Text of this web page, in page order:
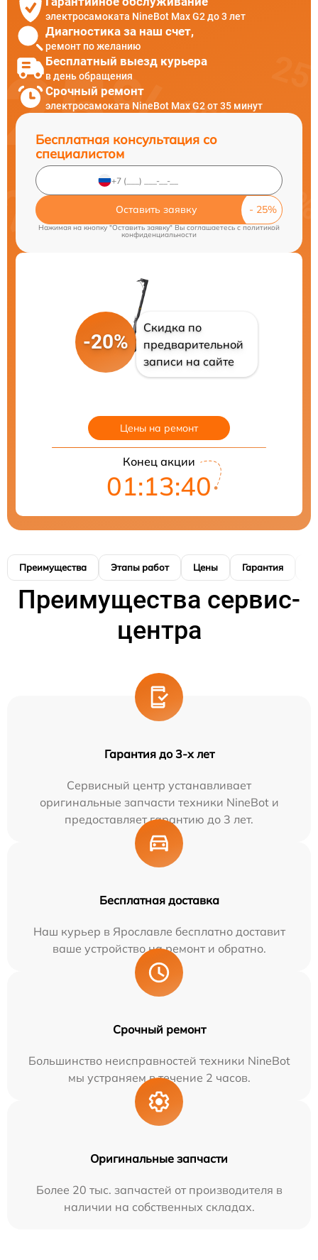
электросамоката NineBot Max G2 до 3 лет
Диагностика за наш счет,
ремонт по желанию
Бесплатный выезд курьера
в день обращения
Срочный ремонт
электросамоката NineBot Max G2 от 35 минут
Бесплатная консультация со
специалистом
Оставить заявку
Нажимая на кнопку "Оставить заявку" Вы соглашаетесь c политикой
конфиденциальности
-20%
Скидка по
предварительной
записи на сайте
Цены на ремонт
Конец акции
01:13:39
Преимущества Этапы работ Цены Гарантия
Преимущества сервис-
центра
Гарантия до 3-х лет
Сервисный центр устанавливает
оригинальные запчасти техники NineBot и
предоставляет гарантию до 3 лет.
Бесплатная доставка
Наш курьер в Ярославле бесплатно доставит
ваше устройство на ремонт и обратно.
Срочный ремонт
Большинство неисправностей техники NineBot
мы устраняем в течение 2 часов.
Оригинальные запчасти
Более 20 тыс. запчастей от производителя в
наличии на собственных складах.